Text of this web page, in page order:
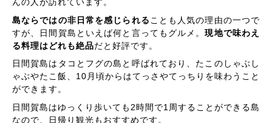
んの人が訪れています。
島ならではの非日常を感じられる ことも人気の理由の一つで
すが、日間賀島といえば何と言ってもグルメ。現地で味わえ
る料理はどれも絶品だと好評です。
日間賀島はタコとフグの島と呼ばれており、たこのしゃぶし
ゃぶやたこ飯、10月頃からはてっさやてっちりを味わうこと
ができます。
日間賀島はゆっくり歩いても2時間で1周することができる島
なので、日帰り観光もおすすめです。